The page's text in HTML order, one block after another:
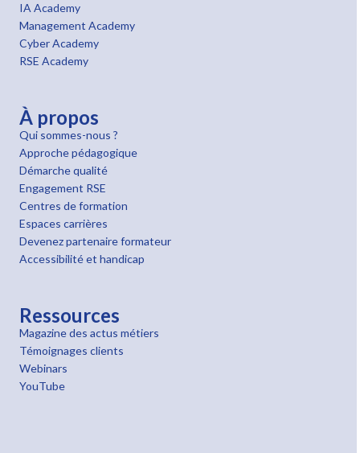
IA Academy
Management Academy
Cyber Academy
RSE Academy
À propos
Qui sommes-nous ?
Approche pédagogique
Démarche qualité
Engagement RSE
Centres de formation
Espaces carrières
Devenez partenaire formateur
Accessibilité et handicap
Ressources
Magazine des actus métiers
Témoignages clients
Webinars
YouTube